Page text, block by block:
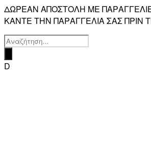
ΔΩΡΕΑΝ ΑΠΟΣΤΟΛΗ ΜΕ
ΚΑΝΤΕ ΤΗΝ ΠΑΡΑΓΓΕΛΙΑ ΣΑΣ
Products
search
D